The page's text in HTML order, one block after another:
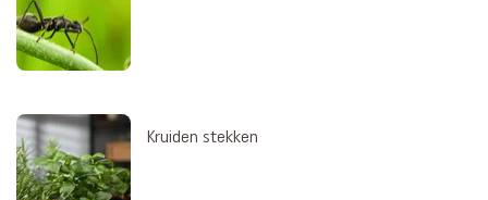
Kruiden stekken